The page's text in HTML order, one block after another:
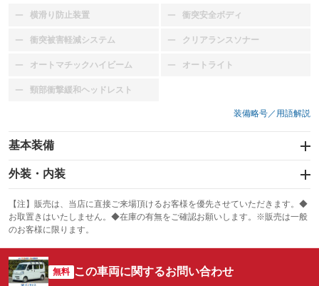
横滑り防止装置
：装備なし 衝突安全ボディ
：装備なし
衝突被害軽減システム
：装備なし クリアランスソナー
：装備なし
オートマチックハイビーム
：装備なし オートライト
：装備なし
頸部衝撃緩和ヘッドレスト
：装備なし
装備略号／用語解説
基本装備
エアバッグ：運転席/助手席
：装備あり
：装備あり
サンルーフ
：装備なし ABS
エアコン
：装備あり Wエアコン
：装備なし
リフトアップ
：装備なし パワーステアリング
：装備あり
外装・内装
カーナビ
：装備なし
TV
：装備なし
オーディオ：CDまたはCDチェンジャー
ビジュアル
：装備なし
【注】販売は、当店に直接ご来場頂けるお客様を優先させていただきます。◆
お取置きはいたしません。◆在庫の有無をご確認お願いします。※販売は一般
のお客様に限ります。
無料 この車両に関するお問い合わせ